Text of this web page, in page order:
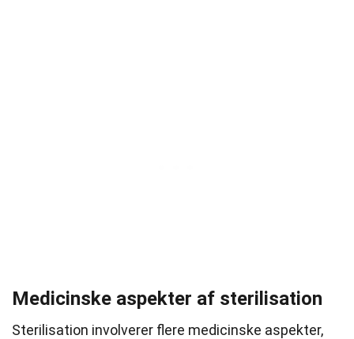
Medicinske aspekter af sterilisation
Sterilisation involverer flere medicinske aspekter,